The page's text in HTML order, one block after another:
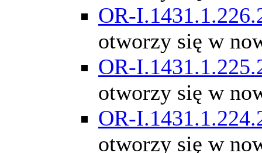
OR-
otworzy się w
OR-
otworzy się w
OR-
otworzy się w